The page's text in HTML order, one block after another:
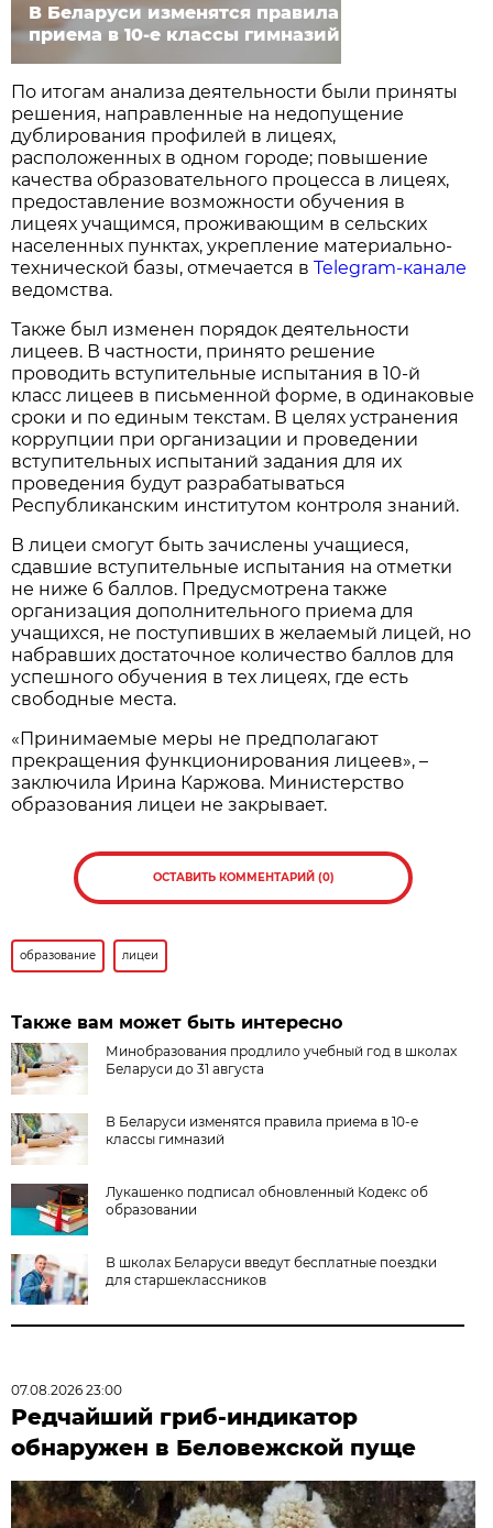
В Беларуси изменятся правила
приема в 10-е классы гимназий
По итогам анализа деятельности были приняты
решения, направленные на недопущение
дублирования профилей в лицеях,
расположенных в одном городе; повышение
качества образовательного процесса в лицеях,
предоставление возможности обучения в
лицеях учащимся, проживающим в сельских
населенных пунктах, укрепление материально-
технической базы, отмечается вTelegram-канале
ведомства.
Также был изменен порядок деятельности
лицеев. В частности, принято решение
проводить вступительные испытания в 10-й
класс лицеев в письменной форме, в одинаковые
сроки и по единым текстам. В целях устранения
коррупции при организации и проведении
вступительных испытаний задания для их
проведения будут разрабатываться
Республиканским институтом контроля знаний.
В лицеи смогут быть зачислены учащиеся,
сдавшие вступительные испытания на отметки
не ниже 6 баллов. Предусмотрена также
организация дополнительного приема для
учащихся, не поступивших в желаемый лицей, но
набравших достаточное количество баллов для
успешного обучения в тех лицеях, где есть
свободные места.
«Принимаемые меры не предполагают
прекращения функционирования лицеев», –
заключила Ирина Каржова. Министерство
образования лицеи не закрывает.
ОСТАВИТЬ КОММЕНТАРИЙ (0)
образование лицеи
Также вам может быть интересно
Минобразования продлило учебный год в школах
Беларуси до 31 августа
В Беларуси изменятся правила приема в 10-е
классы гимназий
Лукашенко подписал обновленный Кодекс об
образовании
В школах Беларуси введут бесплатные поездки
для старшеклассников
07.08.2026 23:00
Редчайший гриб-индикатор
обнаружен в Беловежской пуще